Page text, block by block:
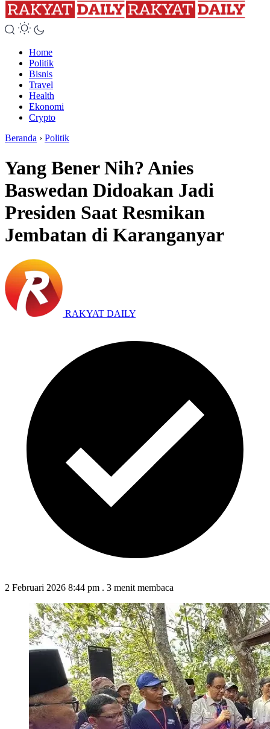
Home
Politik
Bisnis
Travel
Health
Ekonomi
Crypto
Beranda › Politik
Yang Bener Nih? Anies
Baswedan Didoakan Jadi
Presiden Saat Resmikan
Jembatan di Karanganyar
RAKYAT DAILY
2 Februari 2026 8:44 pm . 3 menit membaca